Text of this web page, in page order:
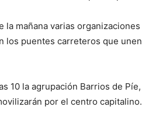
la mañana varias
los puentes carreteros que
10 la agrupación Barrios de
por el centro capitalino.